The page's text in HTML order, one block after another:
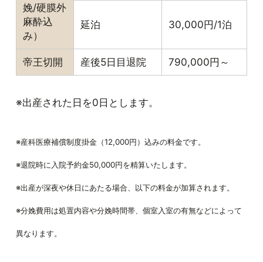
娩/硬膜外
麻酔込
み）
延泊 30,000円/1泊
帝王切開 産後5日目退院 790,000円～
※出産された日を0日とします。
※産科医療補償制度掛金（12,000円）込みの料金です。
※退院時に入院予約金50,000円を精算いたします。
※出産が深夜や休日にあたる場合、以下の料金が加算されます。
※分娩費用は処置内容や分娩時間帯、個室入室の有無などによって
異なります。